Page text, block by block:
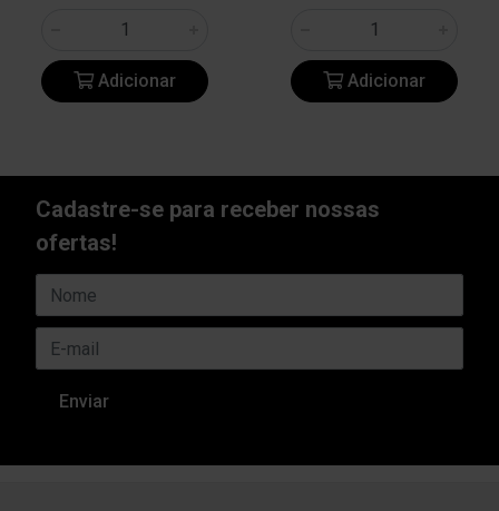
Adicionar Adicionar
Cadastre-se para receber nossas
ofertas!